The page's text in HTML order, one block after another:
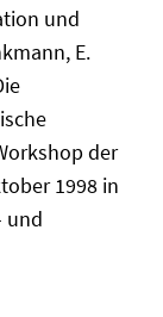
und
E.
der
1998 in
und